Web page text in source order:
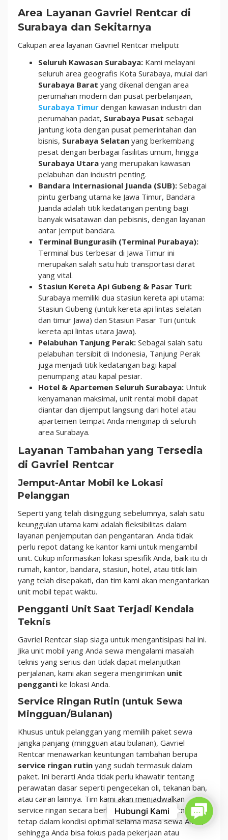
Area Layanan Gavriel Rentcar di
Surabaya dan Sekitarnya
Cakupan area layanan Gavriel Rentcar meliputi:
Seluruh Kawasan Surabaya: Kami melayani
seluruh area geografis Kota Surabaya, mulai dari
Surabaya Barat yang dikenal dengan area
perumahan modern dan pusat perbelanjaan,
Surabaya Timur dengan kawasan industri dan
perumahan padat, Surabaya Pusat sebagai
jantung kota dengan pusat pemerintahan dan
bisnis, Surabaya Selatan yang berkembang
pesat dengan berbagai fasilitas umum, hingga
Surabaya Utara yang merupakan kawasan
pelabuhan dan industri penting.
Bandara Internasional Juanda (SUB): Sebagai
pintu gerbang utama ke Jawa Timur, Bandara
Juanda adalah titik kedatangan penting bagi
banyak wisatawan dan pebisnis, dengan layanan
antar jemput bandara.
Terminal Bungurasih (Terminal Purabaya):
Terminal bus terbesar di Jawa Timur ini
merupakan salah satu hub transportasi darat
yang vital.
Stasiun Kereta Api Gubeng & Pasar Turi:
Surabaya memiliki dua stasiun kereta api utama:
Stasiun Gubeng (untuk kereta api lintas selatan
dan timur Jawa) dan Stasiun Pasar Turi (untuk
kereta api lintas utara Jawa).
Pelabuhan Tanjung Perak: Sebagai salah satu
pelabuhan tersibit di Indonesia, Tanjung Perak
juga menjadi titik kedatangan bagi kapal
penumpang atau kapal pesiar.
Hotel & Apartemen Seluruh Surabaya: Untuk
kenyamanan maksimal, unit rental mobil dapat
diantar dan dijemput langsung dari hotel atau
apartemen tempat Anda menginap di seluruh
area Surabaya.
Layanan Tambahan yang Tersedia
di Gavriel Rentcar
Jemput-Antar Mobil ke Lokasi
Pelanggan
Seperti yang telah disinggung sebelumnya, salah satu
keunggulan utama kami adalah fleksibilitas dalam
layanan penjemputan dan pengantaran. Anda tidak
perlu repot datang ke kantor kami untuk mengambil
unit. Cukup informasikan lokasi spesifik Anda, baik itu di
rumah, kantor, bandara, stasiun, hotel, atau titik lain
yang telah disepakati, dan tim kami akan mengantarkan
unit mobil tepat waktu.
Pengganti Unit Saat Terjadi Kendala
Teknis
Gavriel Rentcar siap siaga untuk mengantisipasi hal ini.
Jika unit mobil yang Anda sewa mengalami masalah
teknis yang serius dan tidak dapat melanjutkan
perjalanan, kami akan segera mengirimkan unit
pengganti ke lokasi Anda.
Service Ringan Rutin (untuk Sewa
Mingguan/Bulanan)
Khusus untuk pelanggan yang memilih paket sewa
jangka panjang (mingguan atau bulanan), Gavriel
Rentcar menawarkan keuntungan tambahan berupa
service ringan rutin yang sudah termasuk dalam
paket. Ini berarti Anda tidak perlu khawatir tentang
perawatan dasar seperti pengecekan oli, tekanan ban,
atau cairan lainnya. Tim kami akan menjadwalkan
service ringan secara berkala untuk memastikan unit
tetap dalam kondisi optimal selama masa sewa Anda,
sehingga Anda bisa fokus pada pekerjaan atau
Hubungi Kami